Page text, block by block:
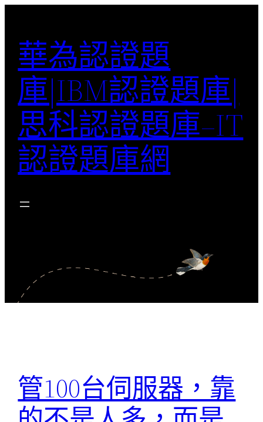
華為認證題
庫|IBM認證題庫|
思科認證題庫–IT
認證題庫網
管100台伺服器，靠